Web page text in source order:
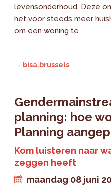
levensonderhoud. Deze
het voor steeds meer
om een woning te
→ bisa.brussels
planning: hoe
Planning
Kom luisteren naar
zeggen heeft
maandag 08 juni